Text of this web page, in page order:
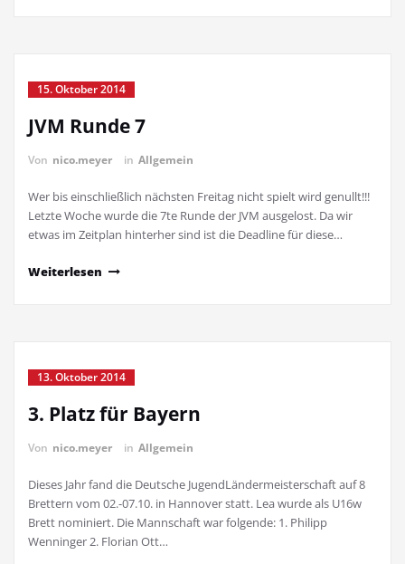
15. Oktober 2014
JVM Runde 7
Von nico.meyer in Allgemein
Wer bis einschließlich nächsten Freitag nicht spielt wird genullt!!!
Letzte Woche wurde die 7te Runde der JVM ausgelost. Da wir
etwas im Zeitplan hinterher sind ist die Deadline für diese…
Weiterlesen
13. Oktober 2014
3. Platz für Bayern
Von nico.meyer in Allgemein
Dieses Jahr fand die Deutsche JugendLändermeisterschaft auf 8
Brettern vom 02.-07.10. in Hannover statt. Lea wurde als U16w
Brett nominiert. Die Mannschaft war folgende: 1. Philipp
Wenninger 2. Florian Ott…